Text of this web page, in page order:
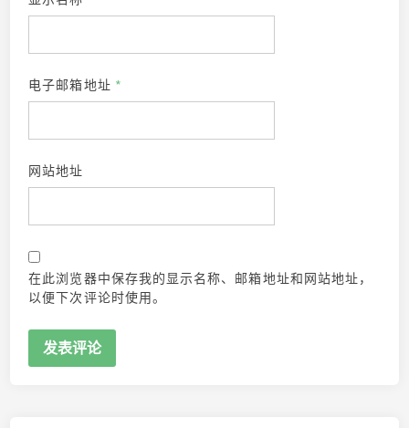
电子邮箱地址 *
网站地址
在此浏览器中保存我的显示名称、邮箱地址和网站地址，
以便下次评论时使用。